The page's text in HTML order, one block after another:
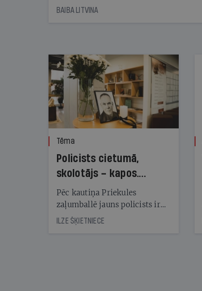
starta izreklamētos par summu, kas
BAIBA LITVINA
Tēma
Policists cietumā,
skolotājs – kapos.
Reibuma cena Priekulē
Pēc kautiņa Priekules
zaļumballē jauns policists ir
nonācis cietumā, bet
cienījams pedagogs — kapos.
ILZE ŠĶIETNIECE